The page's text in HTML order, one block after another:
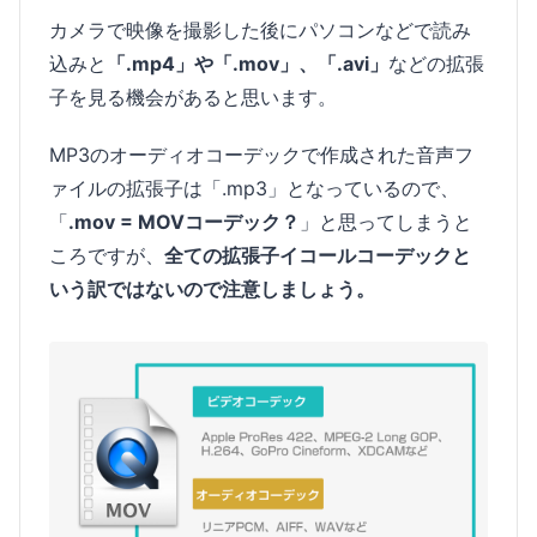
カメラで映像を撮影した後にパソコンなどで読み
込みと 「.mp4」や「.mov」、「.avi」 などの拡張
子を見る機会があると思います。
MP3のオーディオコーデックで作成された音声フ
ァイルの拡張子は「.mp3」となっているので、
「.mov = MOVコーデック？ 」と思ってしまうと
ころですが、 全ての拡張子イコールコーデックと
いう訳ではないので注意しましょう。